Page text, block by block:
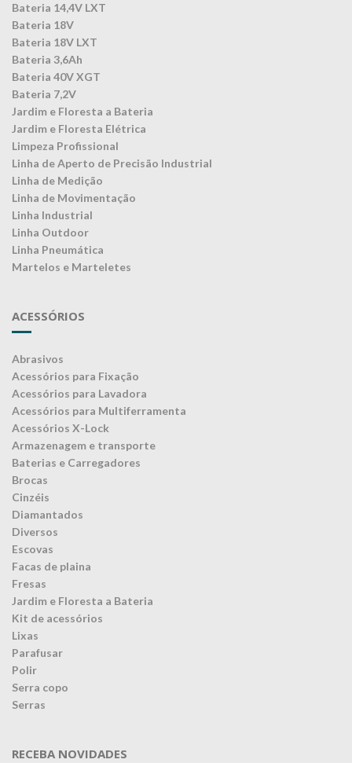
Bateria 14,4V LXT
Bateria 18V
Bateria 18V LXT
Bateria 3,6Ah
Bateria 40V XGT
Bateria 7,2V
Jardim e Floresta a Bateria
Jardim e Floresta Elétrica
Limpeza Profissional
Linha de Aperto de Precisão Industrial
Linha de Medição
Linha de Movimentação
Linha Industrial
Linha Outdoor
Linha Pneumática
Martelos e Marteletes
ACESSÓRIOS
Abrasivos
Acessórios para Fixação
Acessórios para Lavadora
Acessórios para Multiferramenta
Acessórios X-Lock
Armazenagem e transporte
Baterias e Carregadores
Brocas
Cinzéis
Diamantados
Diversos
Escovas
Facas de plaina
Fresas
Jardim e Floresta a Bateria
Kit de acessórios
Lixas
Parafusar
Polir
Serra copo
Serras
RECEBA NOVIDADES